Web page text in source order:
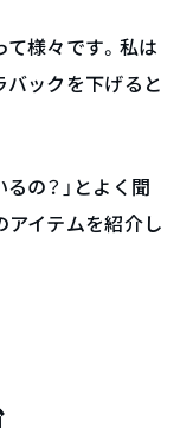
様々です。私は
バックを下げると
の？」とよく聞
アイテムを紹介し